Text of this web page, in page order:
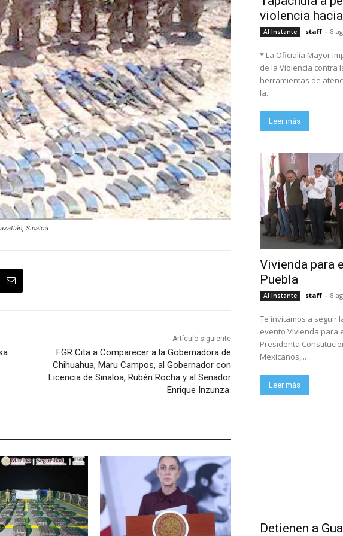
Sinaloa
Artículo siguiente
FGR Cita a Comparecer a la Gobernadora de
Chihuahua, Maru Campos, al Gobernador con
Licencia de Sinaloa, Rubén Rocha y al Senador
Enrique Inzunza.
violencia
Al Instante staff - 8
* La Oficialía Mayor
de la Violencia contra
herramientas de
la...
Leer más
Vivienda para
Puebla
Al Instante staff - 8
Te invitamos a seguir
evento Vivienda para
Presidenta
Mexicanos,...
Leer más
Detienen a